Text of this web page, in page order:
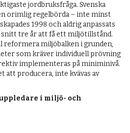
jordbruksfråga. Svenska
orimlig regelbörda – inte minst
1998 och aldrig anpassats
tre år att få ett miljötillstånd.
reformera miljöbalken i grunden,
som kräver individuell prövning
implementeras på miniminivå.
att producera, inte kvävas av
i miljö- och